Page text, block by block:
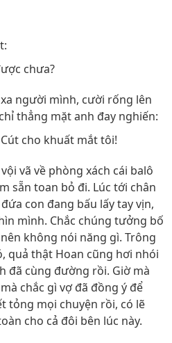
chưa?
người mình, cười rống lên
thẳng mặt anh đay nghiến:
cho khuất mắt tôi!
vã về phòng xách cái balô
sẵn toan bỏ đi. Lúc tới chân
con đang bấu lấy tay vịn,
mình. Chắc chúng tưởng bố
không nói năng gì. Trông
quả thật Hoan cũng hơi nhói
đã cùng đường rồi. Giờ mà
chắc gì vợ đã đồng ý để
tỏng mọi chuyện rồi, có lẽ
cho cả đôi bên lúc này.